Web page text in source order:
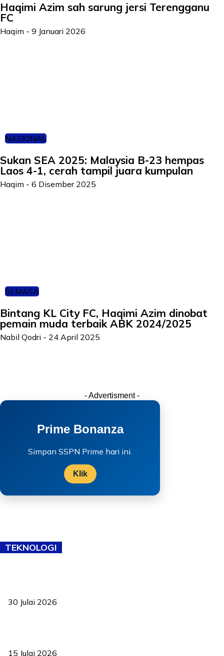
Haqimi Azim sah sarung jersi Terengganu
FC
Haqim - 9 Januari 2026
NASIONAL
Sukan SEA 2025: Malaysia B-23 hempas
Laos 4-1, cerah tampil juara kumpulan
Haqim - 6 Disember 2025
SEMASA
Bintang KL City FC, Haqimi Azim dinobat
pemain muda terbaik ABK 2024/2025
Nabil Qodri - 24 April 2025
- Advertisment -
Prime Bonanza
Simpan SSPN Prime hari ini.
Klik
TEKNOLOGI
30 Julai 2026
15 Julai 2026